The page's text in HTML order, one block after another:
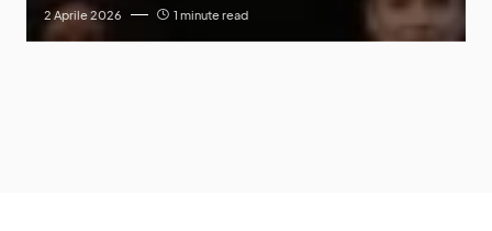
2 Aprile 2026 1 minute read